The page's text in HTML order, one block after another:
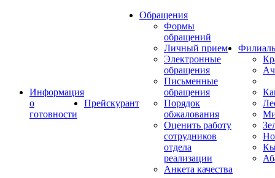
Информация
о
готовности
Прейскурант
Обращения
Формы
обращений
Личный прием
Электронные
обращения
Письменные
обращения
Порядок
обжалования
Оценить работу
сотрудников
отдела
реализации
Анкета качества